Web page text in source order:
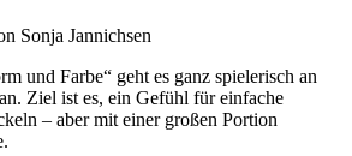
Sonja Jannichsen
und Farbe“ geht es ganz spielerisch an
Ziel ist es, ein Gefühl für einfache
– aber mit einer großen Portion